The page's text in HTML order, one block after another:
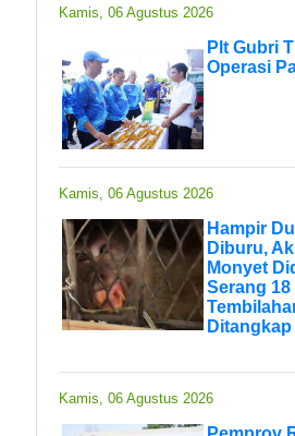
Kamis, 06 Agustus 2026
Plt Gubri
Operasi
Kamis, 06 Agustus 2026
Hampir
Diburu,
Monyet
Serang 18
Ditangkap
Kamis, 06 Agustus 2026